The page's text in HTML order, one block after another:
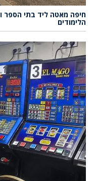
חיפה מאטה ליד בתי
הלימודים